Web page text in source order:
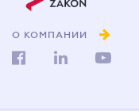
О КОМПАНИИ